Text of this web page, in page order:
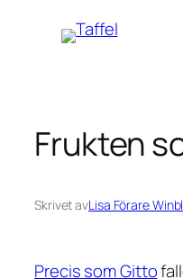
Frukten
Skrivet avLisa Förare
Precis som Gitto